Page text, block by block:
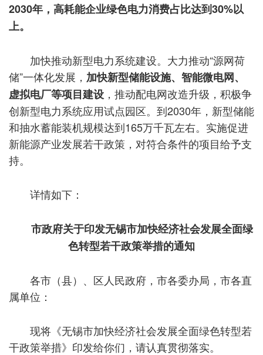
2030年，高耗能企业绿色电力消费占比达到30%以
上。
加快推动新型电力系统建设。大力推动“源网荷
储”一体化发展， 加快新型储能设施、智能微电网、
虚拟电厂等项目建设 ，推动配电网改造升级，积极争
创新型电力系统应用试点园区。到2030年，新型储能
和抽水蓄能装机规模达到165万千瓦左右。实施促进
新能源产业发展若干政策，对符合条件的项目给予支
持。
详情如下：
市政府关于印发无锡市加快经济社会发展全面绿
色转型若干政策举措的通知
各市（县）、区人民政府，市各委办局，市各直
属单位：
现将《无锡市加快经济社会发展全面绿色转型若
干政策举措》印发给你们，请认真贯彻落实。